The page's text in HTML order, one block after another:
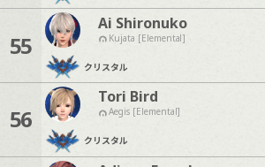
55
Ai Shironuko
Kujata [Elemental]
クリスタル
56
Tori Bird
Aegis [Elemental]
クリスタル